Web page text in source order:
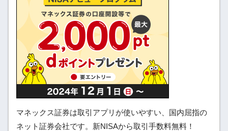
マネックス証券は取引アプリが使いやすい、国内屈指の
ネット証券会社です。新NISAから取引手数料無料！